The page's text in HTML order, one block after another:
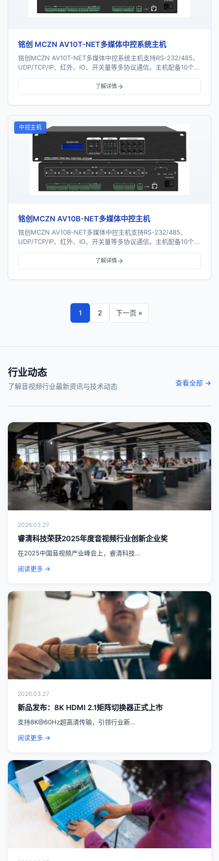
铭创 MCZN AV10T-NET多媒体中控系统主机
铭创MCZN AV10T-NET多媒体中控系统主机支持RS-232/485、
UDP/TCP/IP、红外、IO、开关量等多协议通信。主机配备10个串
口、8个红外口...
了解详情
中控主机
铭创MCZN AV10B-NET多媒体中控主机
铭创MCZN AV10B-NET多媒体中控主机支持RS-232/485、
UDP/TCP/IP、红外、IO、开关量等多协议通信。主机配备10个串
口、8个红外口、8...
了解详情
1 2 下一页 »
行业动态
了解音视频行业最新资讯与技术动态 查看全部 →
2026.03.27
睿清科技荣获2025年度音视频行业创新企业奖
在2025中国音视频产业峰会上，睿清科技…
阅读更多 →
2026.03.27
新品发布：8K HDMI 2.1矩阵切换器正式上市
支持8K@60Hz超高清传输，引领行业新…
阅读更多 →